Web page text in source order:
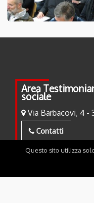
Area
sociale
Via Barbacovi, 4 -
Contatti
Questo sito utilizza